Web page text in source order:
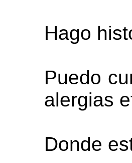
Hago
Puedo
alergias
Donde